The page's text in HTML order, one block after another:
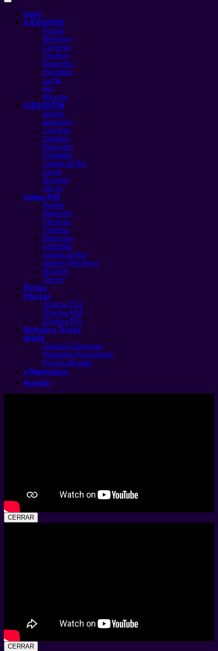
Inicio
JUEGOS PS3
Accion
Aventura
Carreras
Combos
Deportes
Infantiles
Lucha
Rol
Shooter
JUEGOS PS4
Accion
Aventura
Carreras
Combos
Deportes
Infantiles
Juegos de Rol
Lucha
Shooter
Terror
Juegos PS5
Accion
Aventura
Carreras
Combos
Deportes
Infantiles
Juegos de Rol
Juegos PS5 Retro
Shooter
Terror
PS Plus
Ofertas
Ofertas PS3
Ofertas PS4
Ofertas PS5
Noticias y Trucos
Ayuda
Guias De Descarga
Preguntas Frecuentes
Formas de pago
⭐ Reputacion
Acceder
CERRAR
CERRAR